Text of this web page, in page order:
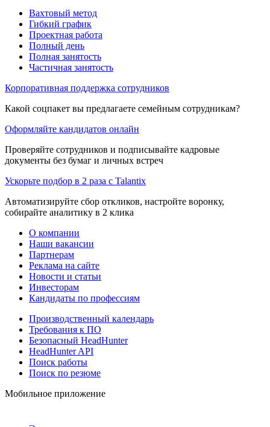
Вахтовый метод
Гибкий график
Проектная работа
Полный день
Полная занятость
Частичная занятость
Корпоративная поддержка сотрудников
Какой соцпакет вы предлагаете семейным сотрудникам?
Оформляйте кандидатов онлайн
Проверяйте сотрудников и подписывайте кадровые
документы без бумаг и личных встреч
Ускорьте подбор в 2 раза с Talantix
Автоматизируйте сбор откликов, настройте воронку,
собирайте аналитику в 2 клика
О компании
Наши вакансии
Партнерам
Реклама на сайте
Новости и статьи
Инвесторам
Кандидаты по профессиям
Производственный календарь
Требования к ПО
Безопасный HeadHunter
HeadHunter API
Поиск работы
Поиск по резюме
Мобильное приложение